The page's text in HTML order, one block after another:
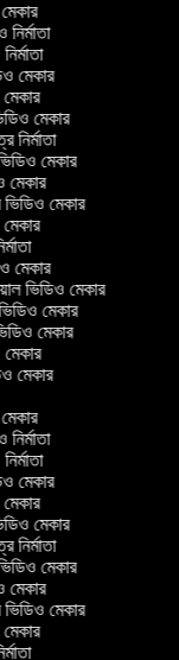
নির্মাতা
মেকার
মেকার
মেকার
নির্মাতা
মেকার
মেকার
ভিডিও মেকার
মেকার
মেকার
ভিডিও মেকার
মেকার
মেকার
মেকার
মেকার
নির্মাতা
মেকার
মেকার
মেকার
নির্মাতা
মেকার
মেকার
ভিডিও মেকার
মেকার